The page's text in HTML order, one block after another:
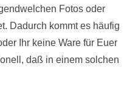
Fotos oder
Dadurch kommt es häufig
Ihr keine Ware für Euer
daß in einem solchen